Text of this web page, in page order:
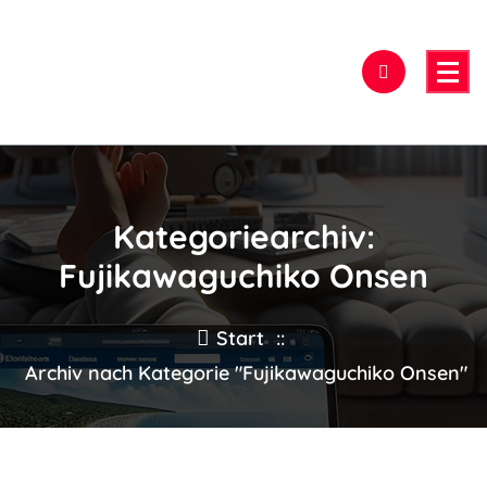
Kategoriearchiv:
Fujikawaguchiko Onsen
Start ::
Archiv nach Kategorie "Fujikawaguchiko Onsen"